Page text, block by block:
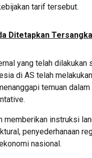
tarif tersebut.
Ditetapkan
yang telah dilakukan
di AS telah
temuan dalam
instruksi
penyederhanaan
nasional.